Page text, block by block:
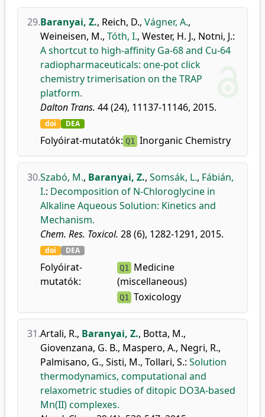
29.Baranyai, Z., Reich, D., Vágner, A.,
Weineisen, M., Tóth, I., Wester, H. J., Notni, J.:
A shortcut to high-affinity Ga-68 and Cu-64
radiopharmaceuticals: one-pot click
chemistry trimerisation on the TRAP
platform.
Dalton Trans. 44 (24), 11137-11146, 2015.
doi DEA
Folyóirat-mutatók: Q1 Inorganic Chemistry
30.Szabó, M., Baranyai, Z., Somsák, L., Fábián,
I.: Decomposition of N-Chloroglycine in
Alkaline Aqueous Solution: Kinetics and
Mechanism.
Chem. Res. Toxicol. 28 (6), 1282-1291, 2015.
doi DEA
Folyóirat-
mutatók:
Q1
Medicine
(miscellaneous)
Q1 Toxicology
31.Artali, R., Baranyai, Z., Botta, M.,
Giovenzana, G. B., Maspero, A., Negri, R.,
Palmisano, G., Sisti, M., Tollari, S.: Solution
thermodynamics, computational and
relaxometric studies of ditopic DO3A-based
Mn(II) complexes.